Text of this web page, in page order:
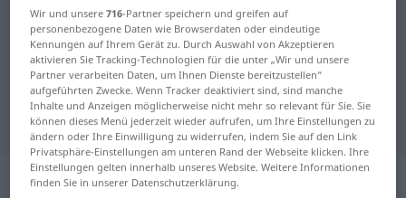
Deutsch-Englisch Übersetzung für
"Vogel-Strauß-Politik"
"Vogel-Strauß-Politik" Englisch
Übersetzung
„Vogel-Strauß-Politik“: Femininum
Wir und unsere716-Partner speichern und greifen auf
personenbezogene Daten wie Browserdaten oder eindeutige
Kennungen auf Ihrem Gerät zu. Durch Auswahl von Akzeptieren
aktivieren Sie Tracking-Technologien für die unter „Wir und unsere
Partner verarbeiten Daten, um Ihnen Dienste bereitzustellen“
aufgeführten Zwecke. Wenn Tracker deaktiviert sind, sind manche
Inhalte und Anzeigen möglicherweise nicht mehr so relevant für Sie. Sie
können dieses Menü jederzeit wieder aufrufen, um Ihre Einstellungen zu
ändern oder Ihre Einwilligung zu widerrufen, indem Sie auf den Link
Privatsphäre-Einstellungen am unteren Rand der Webseite klicken. Ihre
Einstellungen gelten innerhalb unseres Website. Weitere Informationen
finden Sie in unserer Datenschutzerklärung.